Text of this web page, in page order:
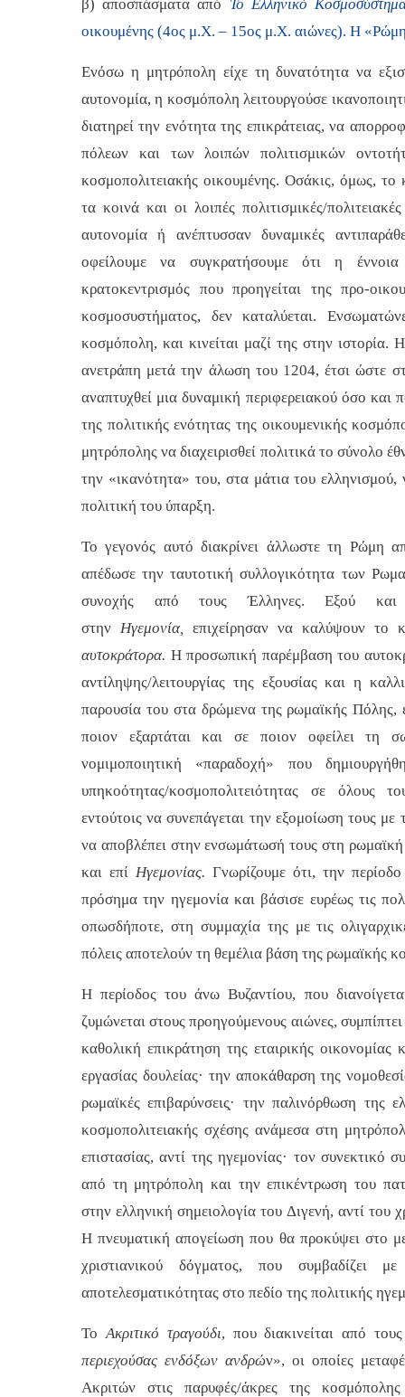
β) αποσπάσματα από Το Ελληνικό
οικουμένης (4ος μ.Χ. – 15ος μ.Χ. αιώνες). Η
Ενόσω η μητρόπολη είχε τη δυνατότητα να
αυτονομία, η κοσμόπολη λειτουργούσε
διατηρεί την ενότητα της επικράτειας, να
πόλεων και των λοιπών πολιτισμικών
κοσμοπολιτειακής οικουμένης. Οσάκις, όμως, το
τα κοινά και οι λοιπές πολιτισμικές/
αυτονομία ή ανέπτυσσαν δυναμικές
οφείλουμε να συγκρατήσουμε ότι η
κρατοκεντρισμός που προηγείται της προ-
κοσμοσυστήματος, δεν καταλύεται.
κοσμόπολη, και κινείται μαζί της στην ιστορία.
ανετράπη μετά την άλωση του 1204, έτσι ώστε
αναπτυχθεί μια δυναμική περιφερειακού όσο και
της πολιτικής ενότητας της οικουμενικής
μητρόπολης να διαχειρισθεί πολιτικά το σύνολο
την «ικανότητα» του, στα μάτια του
πολιτική του ύπαρξη.
Το γεγονός αυτό διακρίνει άλλωστε τη Ρώμη
απέδωσε την ταυτοτική συλλογικότητα των
συνοχής από τους Έλληνες. Εξού
στην Ηγεμονία, επιχείρησαν να καλύψουν το
αυτοκράτορα. Η προσωπική παρέμβαση του
αντίληψης/λειτουργίας της εξουσίας και η
παρουσία του στα δρώμενα της ρωμαϊκής Πόλης,
ποιον εξαρτάται και σε ποιον οφείλει
νομιμοποιητική «παραδοχή» που
υπηκοότητας/κοσμοπολιτειότητας σε όλους
εντούτοις να συνεπάγεται την εξομοίωση τους
να αποβλέπει στην ενσωμάτωσή τους στη ρωμαϊκή
και επί Ηγεμονίας.Γνωρίζουμε ότι, την
πρόσημα την ηγεμονία και βάσισε ευρέως τις
οπωσδήποτε, στη συμμαχία της με τις
πόλεις αποτελούν τη θεμέλια βάση της
Η περίοδος του άνω Βυζαντίου, που
ζυμώνεται στους προηγούμενους αιώνες,
καθολική επικράτηση της εταιρικής
εργασίας δουλείας· την αποκάθαρση της
ρωμαϊκές επιβαρύνσεις̣· την παλινόρθωση της
κοσμοπολιτειακής σχέσης ανάμεσα στη
επιστασίας, αντί της ηγεμονίας· τον συνεκτικό
από τη μητρόπολη και την επικέντρωση του
στην ελληνική σημειολογία του Διγενή, αντί του
Η πνευματική απογείωση που θα προκύψει στο
χριστιανικού δόγματος, που συμβαδίζει
αποτελεσματικότητας στο πεδίο της πολιτικής
Το Ακριτικό τραγούδι, που διακινείται από
περιεχούσας ενδόξων ανδρών», οι οποίες
Ακριτών στις παρυφές/άκρες της